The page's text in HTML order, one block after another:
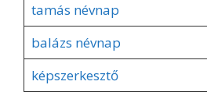
tamás névnap
balázs névnap
képszerkesztő